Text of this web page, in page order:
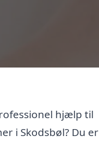
hjælp til
i Skodsbøl? Du er